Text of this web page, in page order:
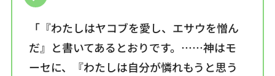
「『わたしはヤコブを愛し、エサウを憎ん
だ』と書いてあるとおりです。……神はモ
ーセに、『わたしは自分が憐れもうと思う